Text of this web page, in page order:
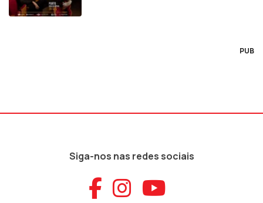
PUB
Siga-nos nas redes sociais
Aceder ao
Aceder ao
Aceder